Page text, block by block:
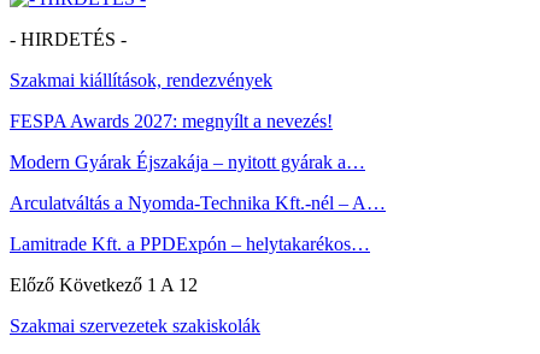
- HIRDETÉS -
Szakmai kiállítások, rendezvények
FESPA Awards 2027: megnyílt a nevezés!
Modern Gyárak Éjszakája – nyitott gyárak a…
Arculatváltás a Nyomda-Technika Kft.-nél – A…
Lamitrade Kft. a PPDExpón – helytakarékos…
Előző Következő 1 A 12
Szakmai szervezetek szakiskolák